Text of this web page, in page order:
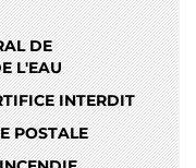
DE
L'EAU
INTERDIT
POSTALE